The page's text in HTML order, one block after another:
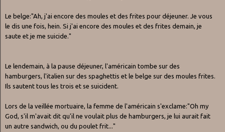
Le belge:"Ah, j'ai encore des moules et des frites pour déjeuner. Je vous
le dis une fois, hein. Si j'ai encore des moules et des frites demain, je
saute et je me suicide."
Le lendemain, à la pause déjeuner, l'américain tombe sur des
hamburgers, l'italien sur des spaghettis et le belge sur des moules frites.
Ils sautent tous les trois et se suicident.
Lors de la veillée mortuaire, la femme de l'américain s'exclame:"Oh my
God, s'il m'avait dit qu'il ne voulait plus de hamburgers, je lui aurait fait
un autre sandwich, ou du poulet frit..."